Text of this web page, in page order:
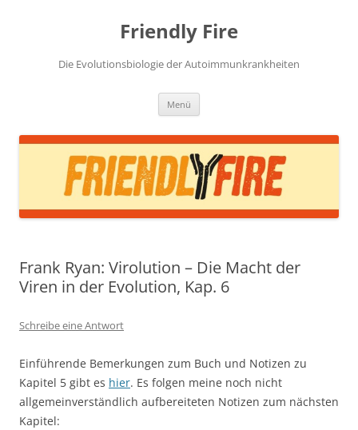
Friendly Fire
Die Evolutionsbiologie der Autoimmunkrankheiten
Menü
Frank Ryan: Virolution – Die Macht der
Viren in der Evolution, Kap. 6
Schreibe eine Antwort
Einführende Bemerkungen zum Buch und Notizen zu
Kapitel 5 gibt es hier. Es folgen meine noch nicht
allgemeinverständlich aufbereiteten Notizen zum nächsten
Kapitel: